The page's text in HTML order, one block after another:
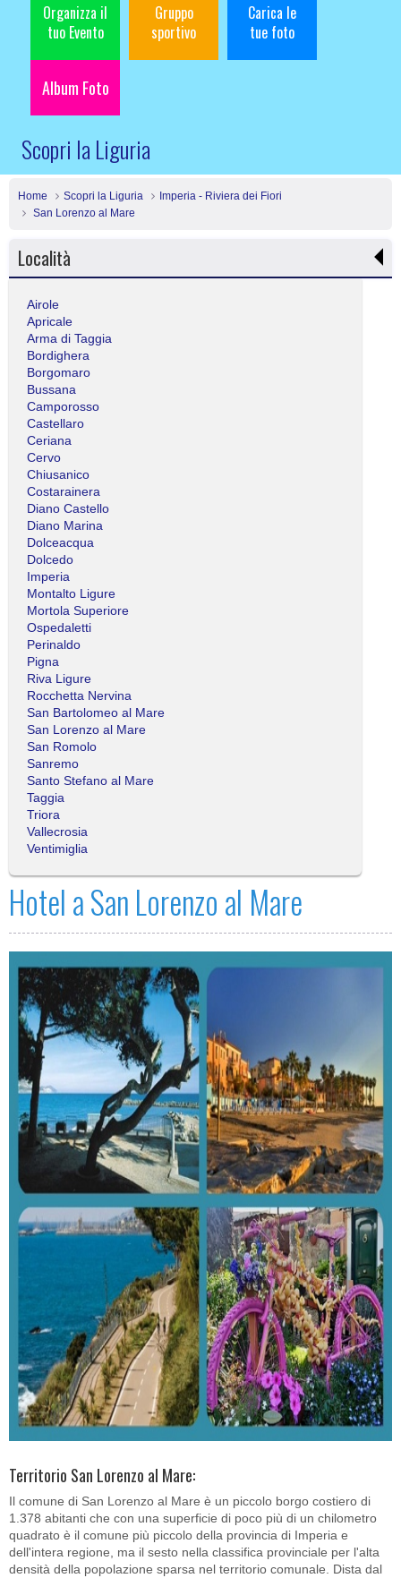
Organizza il
tuo Evento
Gruppo
sportivo
Carica le
tue foto
Album Foto
Scopri la Liguria
Home Scopri la Liguria
Imperia - Riviera dei Fiori
San Lorenzo al Mare
Località
Airole
Apricale
Arma di Taggia
Bordighera
Borgomaro
Bussana
Camporosso
Castellaro
Ceriana
Cervo
Chiusanico
Costarainera
Diano Castello
Diano Marina
Dolceacqua
Dolcedo
Imperia
Montalto Ligure
Mortola Superiore
Ospedaletti
Perinaldo
Pigna
Riva Ligure
Rocchetta Nervina
San Bartolomeo al Mare
San Lorenzo al Mare
San Romolo
Sanremo
Santo Stefano al Mare
Taggia
Triora
Vallecrosia
Ventimiglia
Hotel a San Lorenzo al Mare
Territorio San Lorenzo al Mare:
Il comune di San Lorenzo al Mare è un piccolo borgo costiero di
1.378 abitanti che con una superficie di poco più di un chilometro
quadrato è il comune più piccolo della provincia di Imperia e
dell'intera regione, ma il sesto nella classifica provinciale per l'alta
densità della popolazione sparsa nel territorio comunale. Dista dal